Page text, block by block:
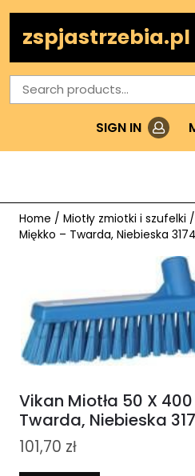
contentzspjastrzebia.pl
Search
for:
SIGN IN
Home / Miotły zmiotki i szufelki
Miękko – Twarda, Niebieska
Vikan Miotła 50 X
Twarda, Niebieska
101,70 zł